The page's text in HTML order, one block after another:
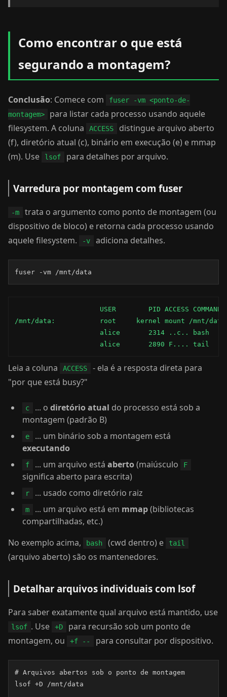
Como encontrar o que está
segurando a montagem?
Conclusão: Comece com
fuser -vm <ponto-de-
montagem>
para listar cada processo usando aquele
filesystem. A coluna
ACCESS
distingue arquivo aberto
(f), diretório atual (c), binário em execução (e) e mmap
(m). Use
lsof para detalhes por arquivo.
Varredura por montagem com fuser
-m
trata o argumento como ponto de montagem (ou
dispositivo de bloco) e retorna cada processo usando
aquele filesystem.
-v adiciona detalhes.
fuser -vm /mnt/data
                     USER        PID ACCESS COMMAND
/mnt/data:           root     kernel mount /mnt/data
                     alice       2314 ..c.. bash
                     alice       2890 F.... tail
Leia a coluna ACCESS
- ela é a resposta direta para
"por que está busy?"
c ... o diretório atual do processo está sob a
montagem (padrão B)
e
... um binário sob a montagem está
executando
f ... um arquivo está aberto(maiúsculo F
significa aberto para escrita)
r ... usado como diretório raiz
m ... um arquivo está em mmap(bibliotecas
compartilhadas, etc.)
No exemplo acima,
bash (cwd dentro) e tail
(arquivo aberto) são os mantenedores.
Detalhar arquivos individuais com lsof
Para saber exatamente qual arquivo está mantido, use
lsof . Use +D
para recursão sob um ponto de
montagem, ou
+f -- para consultar por dispositivo.
# Arquivos abertos sob o ponto de montagem
lsof +D /mnt/data